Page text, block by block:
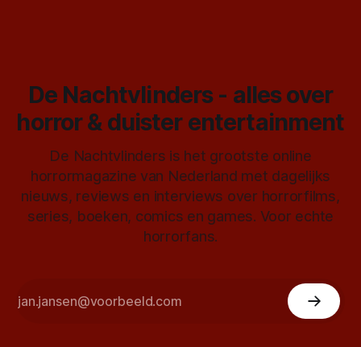
De Nachtvlinders - alles over
horror & duister entertainment
De Nachtvlinders is het grootste online
horrormagazine van Nederland met dagelijks
nieuws, reviews en interviews over horrorfilms,
series, boeken, comics en games. Voor echte
horrorfans.